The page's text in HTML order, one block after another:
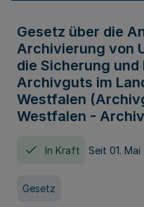
Gesetz über die
Archivierung von
die Sicherung
Archivguts im
Westfalen
Westfalen -
In Kraft Seit 01. Mai
Gesetz